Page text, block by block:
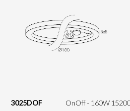
3025DOF OnOff - 160W